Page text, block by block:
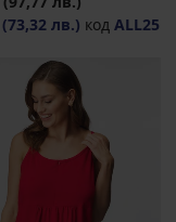
(73,32 лв.) код ALL25